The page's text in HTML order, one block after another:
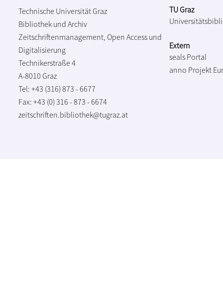
Technische Universität Graz
Bibliothek und Archiv
Zeitschriftenmanagement, Open Access und
Digitalisierung
Technikerstraße 4
A-8010 Graz
Tel: +43 (316) 873 - 6677
Fax: +43 (0) 316 - 873 - 6674
zeitschriften.bibliothek@tugraz.at
TU Graz
Extern
seals Portal
anno Projekt